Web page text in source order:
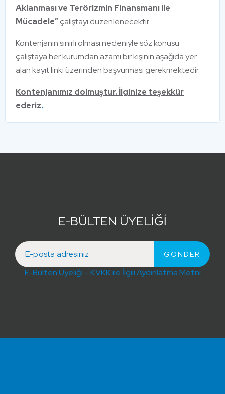
Aklanması ve Terörizmin Finansmanı ile
Mücadele”çalıştayı düzenlenecektir.
Kontenjanın sınırlı olması nedeniyle söz konusu
çalıştaya her kurumdan azami bir kişinin aşağıda yer
alan kayıt linki üzerinden başvurması gerekmektedir.
Kontenjanımız dolmuştur. İlginize teşekkür
ederiz.
E-BÜLTEN ÜYELİĞİ
E-Bülten Üyeliği – KVKK ile İlgili Aydınlatma Metni